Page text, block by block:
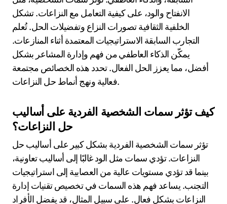
ما هي الخصائص الفريدة التي تؤثر على
أنماط حل النزاعات؟
تشمل الخصائص الفريدة التي تؤثر على أنماط حل النزاعات
السابقة، والذكاء العاطفي. تؤثر سمات الشخصية، مثل
الانفتاح والود، على كيفية التعامل مع النزاعات. تشكل
الخلفية الثقافية تصورات النزاع وتفضيلات الحل. تُعلم
التجارب السابقة الاستراتيجيات المعتمدة أثناء المنازعات.
يمكّن الذكاء العاطفي من فهم وإدارة المشاعر بشكل
أفضل، مما يعزز الحل الفعال. تحدد هذه الخصائص مجتمعة
فعالية ونهج أنماط حل النزاعات.